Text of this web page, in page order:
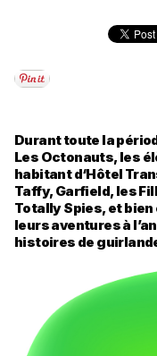
Durant toute la
Les Octonauts, les
habitant d‘Hôtel
Taffy, Garfield, les
Totally Spies, et
leurs aventures à
histoires de